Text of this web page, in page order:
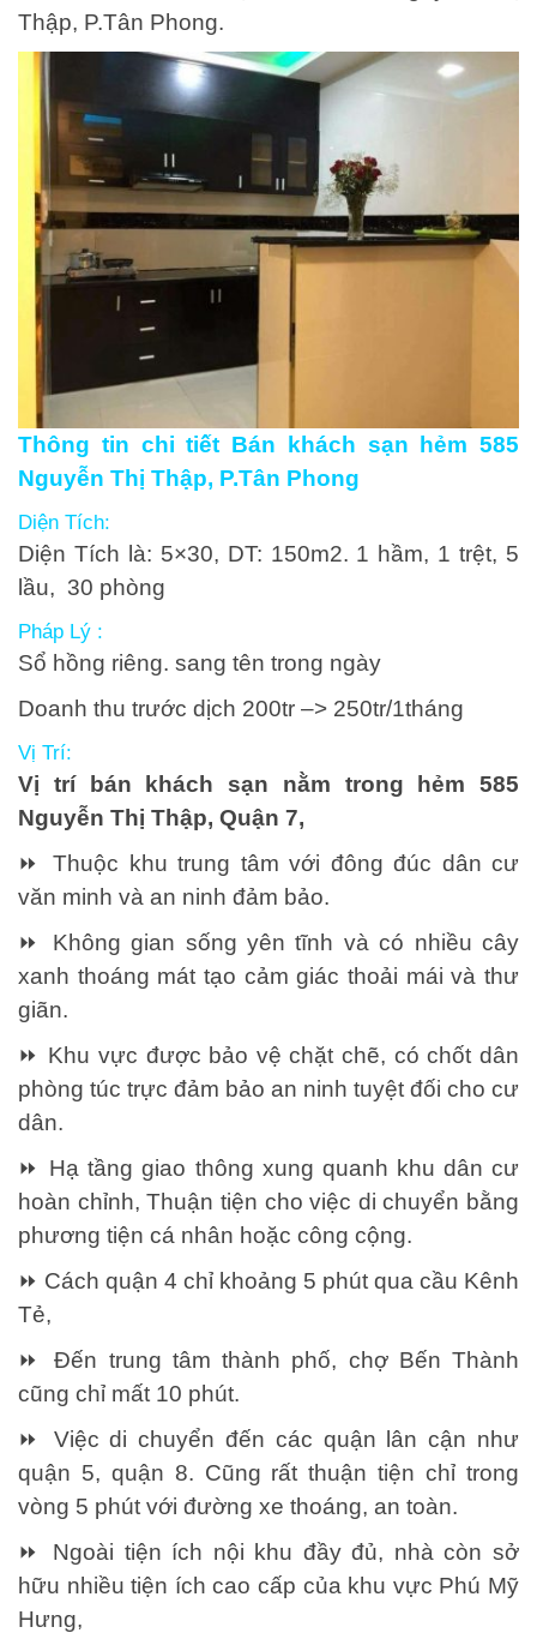
Thập, P.Tân Phong.
Thông tin chi tiết Bán khách sạn hẻm 585
Nguyễn Thị Thập, P.Tân Phong
Diện Tích:
Diện Tích là: 5×30, DT: 150m2. 1 hầm, 1 trệt, 5
lầu, 30 phòng
Pháp Lý :
Sổ hồng riêng. sang tên trong ngày
Doanh thu trước dịch 200tr –> 250tr/1tháng
Vị Trí:
Vị trí bán khách sạn nằm trong hẻm 585
Nguyễn Thị Thập, Quận 7,
⏩ Thuộc khu trung tâm với đông đúc dân cư
văn minh và an ninh đảm bảo.
⏩ Không gian sống yên tĩnh và có nhiều cây
xanh thoáng mát tạo cảm giác thoải mái và thư
giãn.
⏩ Khu vực được bảo vệ chặt chẽ, có chốt dân
phòng túc trực đảm bảo an ninh tuyệt đối cho cư
dân.
⏩ Hạ tầng giao thông xung quanh khu dân cư
hoàn chỉnh, Thuận tiện cho việc di chuyển bằng
phương tiện cá nhân hoặc công cộng.
⏩ Cách quận 4 chỉ khoảng 5 phút qua cầu Kênh
Tẻ,
⏩ Đến trung tâm thành phố, chợ Bến Thành
cũng chỉ mất 10 phút.
⏩ Việc di chuyển đến các quận lân cận như
quận 5, quận 8. Cũng rất thuận tiện chỉ trong
vòng 5 phút với đường xe thoáng, an toàn.
⏩ Ngoài tiện ích nội khu đầy đủ, nhà còn sở
hữu nhiều tiện ích cao cấp của khu vực Phú Mỹ
Hưng,